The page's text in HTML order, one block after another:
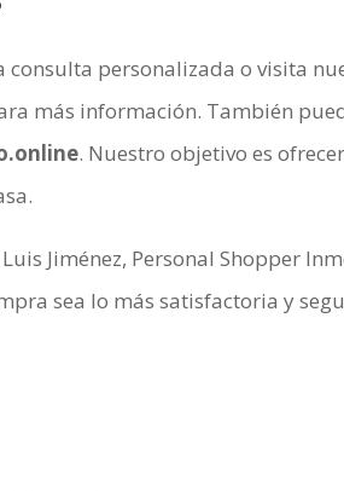
personalizada o visita
más información. También
. Nuestro objetivo es
Jiménez, Personal Shopper
sea lo más satisfactoria y